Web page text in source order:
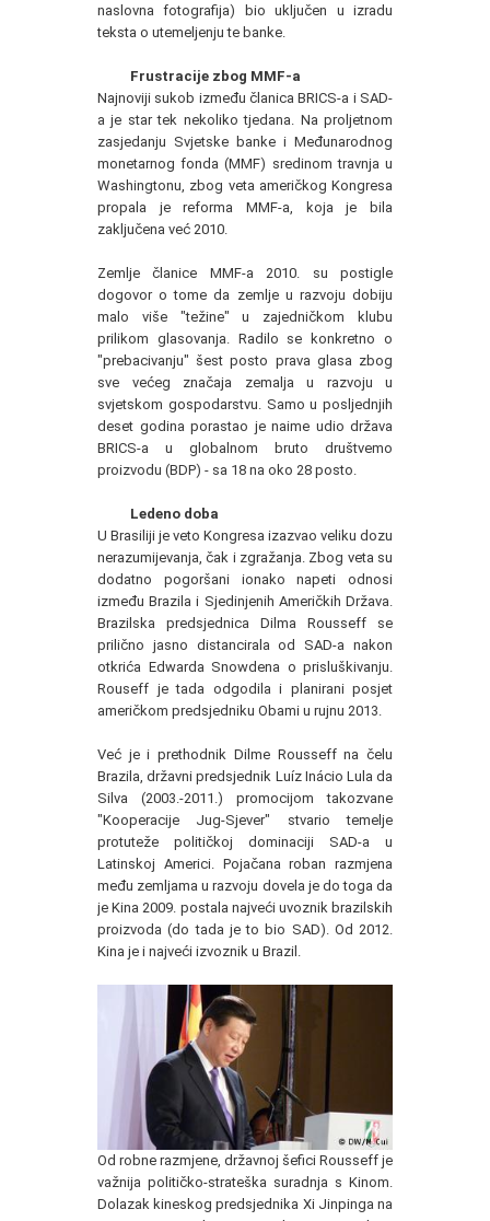
naslovna fotografija) bio uključen u izradu
teksta o utemeljenju te banke.
Frustracije zbog MMF-a
Najnoviji sukob između članica BRICS-a i SAD-
a je star tek nekoliko tjedana. Na proljetnom
zasjedanju Svjetske banke i Međunarodnog
monetarnog fonda (MMF) sredinom travnja u
Washingtonu, zbog veta američkog Kongresa
propala je reforma MMF-a, koja je bila
zaključena već 2010.
Zemlje članice MMF-a 2010. su postigle
dogovor o tome da zemlje u razvoju dobiju
malo više "težine" u zajedničkom klubu
prilikom glasovanja. Radilo se konkretno o
"prebacivanju" šest posto prava glasa zbog
sve većeg značaja zemalja u razvoju u
svjetskom gospodarstvu. Samo u posljednjih
deset godina porastao je naime udio država
BRICS-a u globalnom bruto društvemo
proizvodu (BDP) - sa 18 na oko 28 posto.
Ledeno doba
U Brasiliji je veto Kongresa izazvao veliku dozu
nerazumijevanja, čak i zgražanja. Zbog veta su
dodatno pogoršani ionako napeti odnosi
između Brazila i Sjedinjenih Američkih Država.
Brazilska predsjednica Dilma Rousseff se
prilično jasno distancirala od SAD-a nakon
otkrića Edwarda Snowdena o prisluškivanju.
Rouseff je tada odgodila i planirani posjet
američkom predsjedniku Obami u rujnu 2013.
Već je i prethodnik Dilme Rousseff na čelu
Brazila, državni predsjednik Luíz Inácio Lula da
Silva (2003.-2011.) promocijom takozvane
"Kooperacije Jug-Sjever" stvario temelje
protuteže političkoj dominaciji SAD-a u
Latinskoj Americi. Pojačana roban razmjena
među zemljama u razvoju dovela je do toga da
je Kina 2009. postala najveći uvoznik brazilskih
proizvoda (do tada je to bio SAD). Od 2012.
Kina je i najveći izvoznik u Brazil.
Od robne razmjene, državnoj šefici Rousseff je
važnija političko-strateška suradnja s Kinom.
Dolazak kineskog predsjednika Xi Jinpinga na